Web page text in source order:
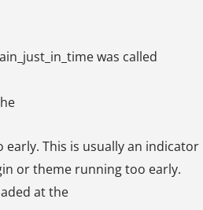
was called
This is usually an indicator
or theme running too early.
at the